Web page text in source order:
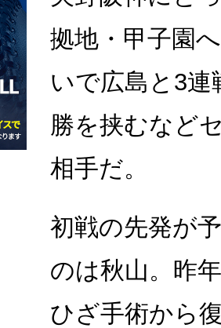
拠地・甲子園
いで広島と3
勝を挟むなど
相手だ。
初戦の先発が
のは秋山。昨
ひざ手術から